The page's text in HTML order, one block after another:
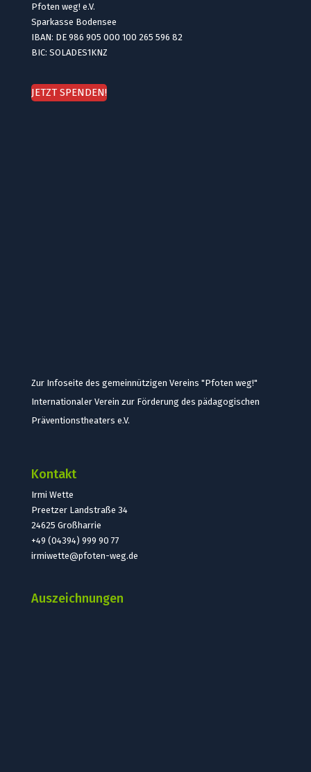
Pfoten weg! e.V.
Sparkasse Bodensee
IBAN: DE 986 905 000 100 265 596 82
BIC: SOLADES1KNZ
JETZT SPENDEN!
Zur Infoseite des gemeinnützigen Vereins "Pfoten weg!"
Internationaler Verein zur Förderung des pädagogischen
Präventionstheaters e.V.
Kontakt
Irmi Wette
Preetzer Landstraße 34
24625 Großharrie
+49 (04394) 999 90 77
irmiwette@pfoten-weg.de
Auszeichnungen